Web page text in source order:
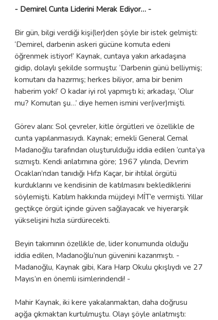
- Demirel Cunta Liderini Merak Ediyor… -
Bir gün, bilgi verdiği kişi(ler)den şöyle bir istek gelmişti:
‘Demirel, darbenin askeri gücüne komuta edeni
öğrenmek istiyor!’ Kaynak, cuntaya yakın arkadaşına
gidip, dolaylı şekilde sormuştu: ‘Darbenin günü belliymiş;
komutanı da hazırmış; herkes biliyor, ama bir benim
haberim yok!’ O kadar iyi rol yapmıştı ki; arkadaşı, ‘Olur
mu? Komutan şu…’ diye hemen ismini ver(iver)mişti.
Görev alanı: Sol çevreler, kitle örgütleri ve özellikle de
cunta yapılanmasıydı. Kaynak; emekli General Cemal
Madanoğlu tarafından oluşturulduğu iddia edilen ‘cunta’ya
sızmıştı. Kendi anlatımına göre; 1967 yılında, Devrim
Ocakları’ndan tanıdığı Hıfzı Kaçar, bir ihtilal örgütü
kurduklarını ve kendisinin de katılmasını beklediklerini
söylemişti. Katılım hakkında müjdeyi MİT’e vermişti. Yıllar
geçtikçe örgüt içinde güven sağlayacak ve hiyerarşik
yükselişini hızla sürdürecekti.
Beyin takımının özellikle de, lider konumunda olduğu
iddia edilen, Madanoğlu’nun güvenini kazanmıştı. -
Madanoğlu, Kaynak gibi, Kara Harp Okulu çıkışlıydı ve 27
Mayıs’ın en önemli isimlerindendi! -
Mahir Kaynak, iki kere yakalanmaktan, daha doğrusu
açığa çıkmaktan kurtulmuştu. Olayı şöyle anlatmıştı: